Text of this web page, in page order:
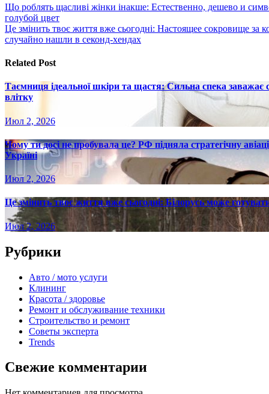
Навигация
по
записям
Що роблять щасливі жінки інакше: Естественно, дешево и
голубой цвет
Це змінить твоє життя вже сьогодні: Настоящее сокровище
случайно нашли в секонд-хендах
Related Post
Таємниця ідеальної шкіри та щастя: Сильна спека
влітку
Июл 2, 2026
Чому ти досі не пробувала це? РФ підняла стратегічну
Україні
Июл 2, 2026
Це змінить твоє життя вже сьогодні: Білорусь може
Июл 2, 2026
Рубрики
Авто / мото услуги
Клининг
Красота / здоровье
Ремонт и обслуживание техники
Строительство и ремонт
Советы эксперта
Trends
Свежие комментарии